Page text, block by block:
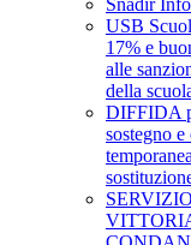
Snadir
USB
17% e
alle
della
DIFFIDA
sostegno